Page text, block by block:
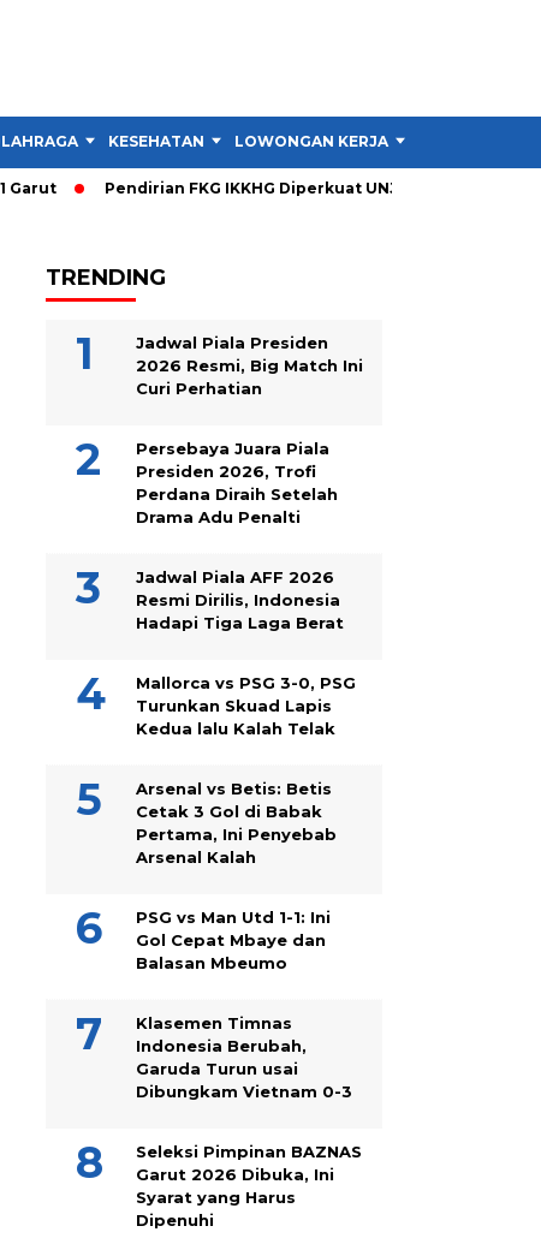
KESEHATAN LOWONGAN KERJA
Pendirian FKG IKKHG Diperkuat UNJANI, Ini Langkah
TRENDING
Jadwal Piala Presiden
2026 Resmi, Big Match Ini
Curi Perhatian
Persebaya Juara Piala
Presiden 2026, Trofi
Perdana Diraih Setelah
Drama Adu Penalti
Jadwal Piala AFF 2026
Resmi Dirilis, Indonesia
Hadapi Tiga Laga Berat
Mallorca vs PSG 3-0, PSG
Turunkan Skuad Lapis
Kedua lalu Kalah Telak
Arsenal vs Betis: Betis
Cetak 3 Gol di Babak
Pertama, Ini Penyebab
Arsenal Kalah
PSG vs Man Utd 1-1: Ini
Gol Cepat Mbaye dan
Balasan Mbeumo
Klasemen Timnas
Indonesia Berubah,
Garuda Turun usai
Dibungkam Vietnam 0-3
Seleksi Pimpinan BAZNAS
Garut 2026 Dibuka, Ini
Syarat yang Harus
Dipenuhi